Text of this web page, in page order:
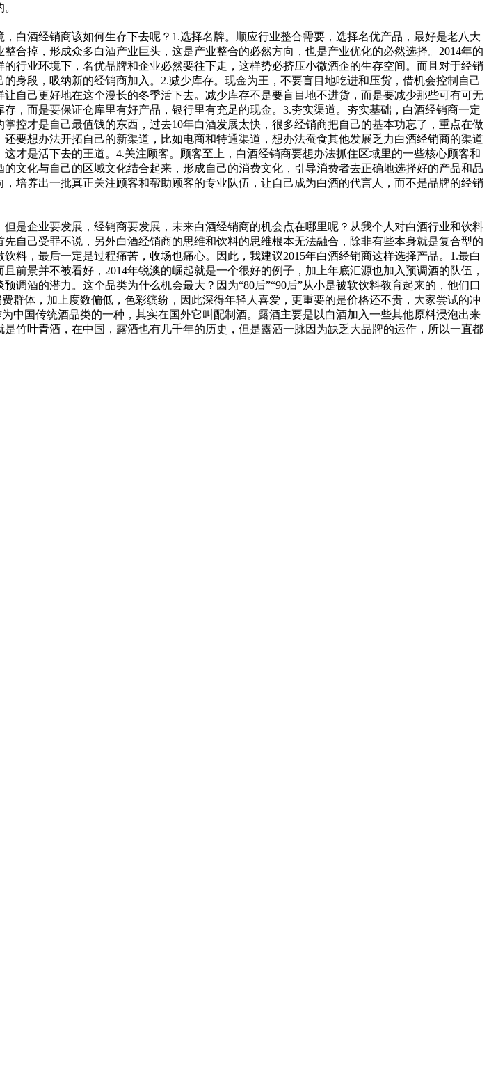
酒经销商该如何生存下去呢？1.选择名牌。顺应行业整合需要，选择名优产品，最好是老八大
合掉，形成众多白酒产业巨头，这是产业整合的必然方向，也是产业优化的必然选择。2014年的
行业环境下，名优品牌和企业必然要往下走，这样势必挤压小微酒企的生存空间。而且对于经销
身段，吸纳新的经销商加入。2.减少库存。现金为王，不要盲目地吃进和压货，借机会控制自己
自己更好地在这个漫长的冬季活下去。减少库存不是要盲目地不进货，而是要减少那些可有可无
，而是要保证仓库里有好产品，银行里有充足的现金。3.夯实渠道。夯实基础，白酒经销商一定
控才是自己最值钱的东西，过去10年白酒发展太快，很多经销商把自己的基本功忘了，重点在做
要想办法开拓自己的新渠道，比如电商和特通渠道，想办法蚕食其他发展乏力白酒经销商的渠道
才是活下去的王道。4.关注顾客。顾客至上，白酒经销商要想办法抓住区域里的一些核心顾客和
文化与自己的区域文化结合起来，形成自己的消费文化，引导消费者去正确地选择好的产品和品
培养出一批真正关注顾客和帮助顾客的专业队伍，让自己成为白酒的代言人，而不是品牌的经销
企业要发展，经销商要发展，未来白酒经销商的机会点在哪里呢？从我个人对白酒行业和饮料
自己受罪不说，另外白酒经销商的思维和饮料的思维根本无法融合，除非有些本身就是复合型的
料，最后一定是过程痛苦，收场也痛心。因此，我建议2015年白酒经销商这样选择产品。1.最白
景并不被看好，2014年锐澳的崛起就是一个很好的例子，加上年底汇源也加入预调酒的队伍，
酒的潜力。这个品类为什么机会最大？因为“80后”“90后”从小是被软饮料教育起来的，他们口
群体，加上度数偏低，色彩缤纷，因此深得年轻人喜爱，更重要的是价格还不贵，大家尝试的冲
中国传统酒品类的一种，其实在国外它叫配制酒。露酒主要是以白酒加入一些其他原料浸泡出来
竹叶青酒，在中国，露酒也有几千年的历史，但是露酒一脉因为缺乏大品牌的运作，所以一直都